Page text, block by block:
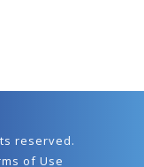
reserved.
of Use